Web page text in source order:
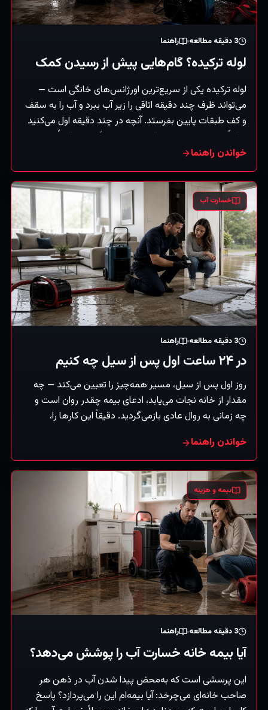
3 دقیقه مطالعه راهنما
لوله ترکیده؟ گام‌هایی پیش از رسیدن کمک
لوله ترکیده یکی از سریع‌ترین اورژانس‌های خانگی است —
می‌تواند ظرف چند دقیقه اتاقی را زیر آب ببرد و آب را به سقف
و کف طبقات پایین بفرستد. آنچه در چند دقیقه اول می‌کنید
واقعاً بر میزان خسارت باقی‌مانده اثر می‌گذارد. دقیقاً این کارها
را، به‌ترتیب، انجام دهید. (راهنمای کلی.)
خواندن راهنما
خسارت آب
3 دقیقه مطالعه راهنما
در ۲۴ ساعت اول پس از سیل چه کنیم
روز اول پس از سیل، مسیر همه‌چیز را تعیین می‌کند — چه
مقدار از خانه نجات می‌یابد، ادعای بیمه چقدر روان است و
چه زمانی به روال عادی بازمی‌گردید. دقیقاً این کارها را،
خواندن راهنما
بیمه و هزینه
3 دقیقه مطالعه راهنما
آیا بیمه خانه خسارت آب را پوشش می‌دهد؟
این پرسشی است که به‌محض پیدا شدن آب در ذهن هر
صاحب خانه‌ای می‌چرخد: آیا بیمه‌ام این را می‌پردازد؟ پاسخ